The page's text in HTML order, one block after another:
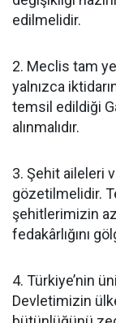
edilmelidir.
2. Meclis tam
yalnızca
temsil edildiği
alınmalıdır.
3. Şehit aileleri
gözetilmelidir.
şehitlerimizin
fedakârlığını
4. Türkiye’nin
Devletimizin